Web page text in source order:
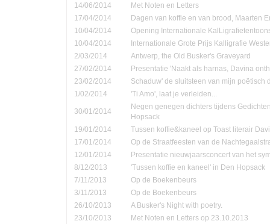
14/06/2014
Met Noten en Letters
17/04/2014
Dagen van koffie en van brood, Maarten
10/04/2014
Opening Internationale
10/04/2014
Internationale Grote Prijs Kalligrafie
2/03/2014
Antwerp, the Old Busker's Graveyard
27/02/2014
Presentatie 'Naakt als harnas, Davina
23/02/2014
Schaduw' de sluitsteen van mijn poëtisch
1/02/2014
'Ti Amo', laat je verleiden...
30/01/2014
Negen genegen dichters tijdens
Hopsack
19/01/2014
Tussen koffie&kaneel op Toast literair
17/01/2014
Op de Straatfeesten van de
12/01/2014
Presentatie nieuwjaarsconcert van het
8/12/2013
'Tussen koffie en kaneel' in Den Hopsack
7/11/2013
Op de Boekenbeurs
3/11/2013
Op de Boekenbeurs
26/10/2013
A Busker's Night with poetry.
23/10/2013
Met Noten en Letters op 23.10.2013